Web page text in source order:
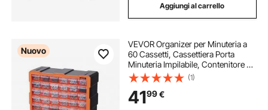
Aggiungi al carrello
Nuovo
VEVOR Organizer per Minuteria a
60 Cassetti, Cassettiera Porta
Minuteria Impilabile, Contenitore da
Parete per Viti, Bulloni, Ferramenta
e Componenti, in Plastica, Ideale
per Garage, Casa e Officina
(1)
4199€